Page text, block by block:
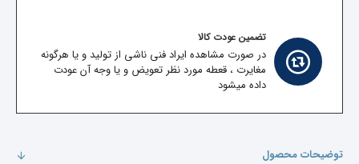
تضمین عودت کالا
در صورت مشاهده ایراد فنی ناشی از تولید و یا هرگونه
مغایرت ، قعطه مورد نظر تعویض و یا وجه آن عودت
داده میشود
توضیحات محصول